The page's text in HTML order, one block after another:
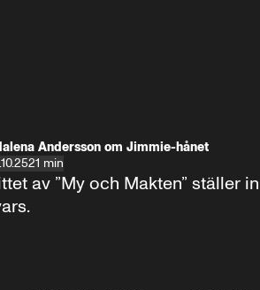
Andersson om Jimmie-hånet
21 min
av ”My och Makten”